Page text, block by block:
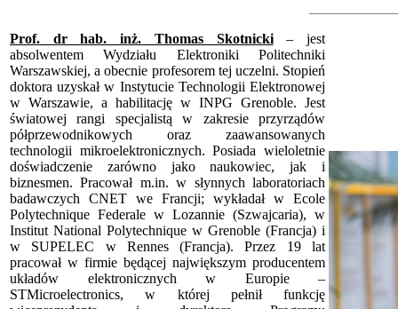
Prof. dr hab. inż. Thomas Skotnicki
– jest
absolwentem Wydziału Elektroniki Politechniki
Warszawskiej, a obecnie profesorem tej uczelni. Stopień
doktora uzyskał w Instytucie Technologii Elektronowej
w Warszawie, a habilitację w INPG Grenoble. Jest
światowej rangi specjalistą w zakresie przyrządów
półprzewodnikowych oraz zaawansowanych
technologii mikroelektronicznych. Posiada wieloletnie
doświadczenie zarówno jako naukowiec, jak i
biznesmen. Pracował m.in. w słynnych laboratoriach
badawczych CNET we Francji; wykładał w Ecole
Polytechnique Federale w Lozannie (Szwajcaria), w
Institut National Polytechnique w Grenoble (Francja) i
w SUPELEC w Rennes (Francja). Przez 19 lat
pracował w firmie będącej największym producentem
układów elektronicznych w Europie –
STMicroelectronics, w której pełnił funkcję